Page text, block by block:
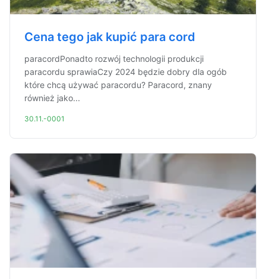
Cena tego jak kupić para cord
paracordPonadto rozwój technologii produkcji
paracordu sprawiaCzy 2024 będzie dobry dla ogób
które chcą używać paracordu? Paracord, znany
również jako...
30.11.-0001